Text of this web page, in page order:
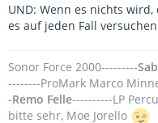
UND: Wenn es nichts
es auf jeden Fall
Sonor Force 2000---------
--------ProMark Marco
-Remo Felle----------LP
bitte sehr, Moe Jorello